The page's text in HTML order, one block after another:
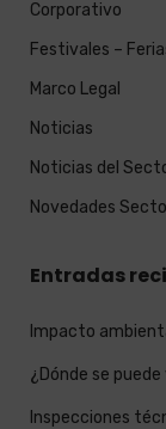
Corporativo
Festivales –
Marco Legal
Noticias
Noticias del
Novedades
Entradas
Impacto
¿Dónde se
Inspecciones